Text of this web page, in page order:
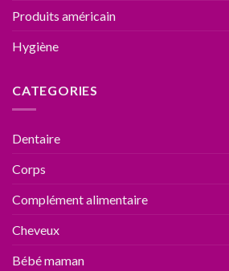
Produits américain
Hygiène
CATEGORIES
Dentaire
Corps
Complément alimentaire
Cheveux
Bébé maman